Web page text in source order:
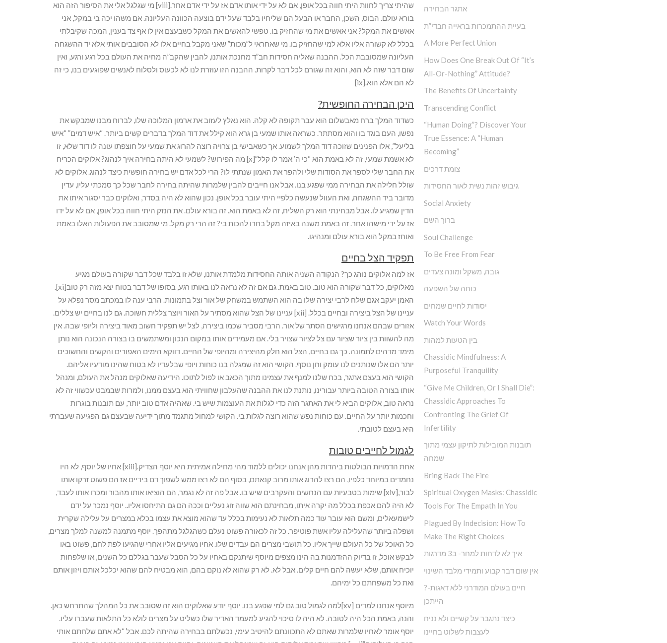
שהיתי צריך לחוות היתי חווה בכל אופן, אם לא על ידי אותו אדם אז על ידי אדם אחר.[viii] מי שגלגל אלי את הסיפור הזה הוא
בורא עולם. הבוס, השכן, החבר או הבעל הם שליחיו בלבד שעל ידם בוצעה הכוונה העליונה. אם משהו יכה בי במקל, אני
אאשים את המקל? אני אאשים את מי שהחזיק בו. טפשי להאשים את המקל כשבעצם אין לו אף צד בענין, המכה שקיבלתי
בכלל לא קשורה אליו אלא למי שהחזיק בו. מי שאחראי ל”מכות” שאני מקבל בחיים אלו לא הסובבים אותי אלא יד ההשגחה
העליונה שמסובבת הכל. ההבנה שאליה חסידות חב”ד מחנכת אותנו, להבין שהקב”ה מחיה את העולם בכל רגע ורגע, ואין
שום דבר שזה לא הוא, והוא זה שגורם לכל דבר לקרות. ההבנה הזו עוזרת לנו לא לכעוס ולסלוח לאנשים שפוגעים בנו, כי זה
לא הם אלא הוא.[ix]
היכן הבחירה החופשית?
כשדוד המלך ברח מאבשלום הוא עבר תקופה לא קלה. הוא נאלץ לעזוב את ארמון המלוכה שלו, לברוח מבנו שמבקש את
נפשו, העם בוגד בו והוא מסתתר. כשראה אותו שמעי בן גרא הוא קילל את דוד המלך בדברים קשים ביותר. “איש דמים” “איש
בליעל”, אלו הפנינים שזוכה דוד המלך לשמוע. אך כשאבישי בן צרויה רוצה להרוג את שמעי על חוצפתו עונה לו דוד שלא, זו
לא אשמת שמעי, זה לא באמת הוא “כי ה’ אמר לו קלל”[x] מה הפירוש? לשמעי לא היתה בחירה איך לנהוג? אלוקים הכריח
את החבר שלי לספר את הסודות שלי ולהפר את האמון שנתתי לו? הרי לכל אדם יש בחירה חופשית כיצד לנהוג. אלוקים לא
שולל חלילה את הבחירה ממי שפגע בנו. אבל אנו חייבים להבין שלמרות שהיתה בחירה לחבר שכל כך סמכתי עליו, עדין
מדובר ביד ההשגחה, ואת העוול שנעשה כלפיי היתי עובר בכל אופן. נכון שהוא לא היה בסדר, ואלוקים כבר יסגור איתו את
הדין שמגיע לו. אבל מבחינתי הוא רק השליח, זה לא באמת הוא. זה בורא עולם. את הנזק היתי חווה בכל אופן, אם לא על ידו
אז על ידי מישהו אחר. זה באמת משנה באיזה מקל בחרו להכות בי? זה הרי רק מקל. מי שמסובב את הפעולות האלו באמת
ואוחז במקל הוא בורא עולם ומנהיגו.
תפקיד הצל בחיים
אז למה אלוקים נוהג כך? הנקודה השניה אותה החסידות מלמדת אותנו, שלא זו בלבד שכל דבר שקורה בעולם מגיע
מאלוקים, כל דבר שקורה הוא טוב. טוב באמת. גם אם זה לא נראה לנו באותו רגע, בסופו של דבר בטוח יצא מזה רק טוב[xi].
האמן יעקב אגם שלח לרבי יצירה שלו בה הוא השתמש במשחק של אור וצל בתמונות. הרבי ענה לו במכתב מסר נפלא על
עניינו של הצל ביצירה ובחיים בכלל. [xii] עניינו של הצל שהוא מסתיר על האור ויוצר צללית חשוכה. גם לנו בחיים יש צללים.
אזורים שבהם אנחנו מרגישים הסתר של אור. הרבי מסביר שכמו ביצירה, לצל יש תפקיד חשוב מאוד ביצירה וליופי שבה. אין
מה להשוות בין ציור שציור עם צל לציור שצויר בלי. אם מעמידים אותו במקום הנכון ומשתמשים בו בצורה הנכונה הוא נותן
מימד מדהים לתמונה. כך גם בחיים, הצל הוא חלק מהיצירה ומהיופי של החיים. דווקא הימים האפורים והקשים והחשוכים
יותר הם אלו שנותנים לנו עומק וחן נוסף. הקושי הוא זה שמגלה בנו כוחות ויופי שבלעדיו לא בטוח שהינו מודעיו אליהם.
הקושי הוא בעצם אתגר, בכח שלנו למנף את עצמינו מתוך הכאב או לפול לתוכו. הידיעה שאלוקים מנהל את העולם, ומנהל
אותו בצורה הטובה ביותר עבורינו, נותנת לנו את ההבנה שהעלבון שחוויתי הוא בעצם ממנו, ולמרות שבמבט עכשווי זה לא
נראה טוב, אלוקים הביא לי את האתגר הזה כדי לגלות את העוצמות שיש בי. שאהיה אדם טוב יותר, עם תובנות בוגרות
וחכמות יותר על החיים. עם כוחות נפש שהוא רוצה לגלות בי. הקושי למחול מתגמד מתוך ידיעה שבעצם גם הפגיעה שעברתי
היא בעצם לטובתי.
לגמול לחייבים טובות
אחת הדמויות הבולטות ביהדות מהן אנחנו יכולים ללמוד מהי מחילה אמיתית היא יוסף הצדיק.[xiii] אחיו של יוסף, לא היו
נחמדים במיוחד כלפיו, הם רצו להרוג אותו מרוב קנאתם, בסוף הם לא רצו ממש לשפוך דם בידיים אז הם פשוט זרקו אותו
לבור,[xiv] שימות בטבעיות עם הנחשים והעקרבים שיש בו. אבל פה זה לא נגמר, הם הוציאו אותו מהבור ומכרו אותו לעבד,
לא היה להם אכפת בכלל מה יקרה איתו, מבחינתם הוא שווה זוג נעליים וככה הם גם התיחסו אליו.. יוסף נמכר על ידם
לישמעאלים, ומשם הוא עובר עוד כמה תלאות לא נעימות בכלל עד שהוא מוצא את עצמו בכלא במצרים על עלילה שקרית
ושפלה ביותר שהעלילה עליו אשת פוטיפר. כל זה לכאורה פשוט נעלם כשהגלגל מתהפך. יוסף מתמנה למשנה למלך מצרים,
כל האוכל של כל העולם שייך אליו. כל תושבי מצרים הם עבדים שלו. אחיו מגיעים אליו אחרי שהגיעו לפת לחם, פשוט באו
לבקש אוכל, זו בדיוק ההזדמנות בה הינו מצפים מיוסף שיתנקם באחיו על כל הסבל שעבר בגללם כל השנים, או שלפחות
יוכיח אותם, שלא יעשה להם חיים קלים. אבל לא. לא רק שהוא לא נוקם בהם, הוא מבטיח להם שהוא יכלכל אותם ויזון אותם
ואת כל משפחתם כל ימיהם.
מיוסף אנחנו למדים [xv]למה לגמול טוב גם למי שפגע בנו. יוסף יודע שאלוקים הוא זה שסובב את כל המהלך שהתרחש כאן.
והנה, באמת הכל היה לטובה. לא היה לו סיכוי להגיע למעמד האדיר שלו כשליט על מצרים לולא כל התלאות שעברו עליו.
יוסף אומר לאחיו שלמרות שאתם לא התכוונתם להיטיב עימי, נכשלתם בבחירה שהיתה לכם. אבל “לא אתם שלחתם אותי
אתגר הבחירה
בעיית ההתמכרות בראייה חבדי”ת
A More Perfect Union
How Does One Break Out Of “It’s
All-Or-Nothing” Attitude?
The Benefits Of Uncertainty
Transcending Conflict
“Human Doing”? Discover Your
True Essence: A “Human
Becoming”
צומת דרכים
גיבוש זהות נשית לאור החסידות
Social Anxiety
ברוך השם
Soul Challenge
To Be Free From Fear
גובה, משקל ומונה צעדים
כוחה של השפעה
יסודות לחיים שמחים
Watch Your Words
בין הטעות למהות
Chassidic Mindfulness: A
Purposeful Tranquility
“Give Me Children, Or I Shall Die”:
Chassidic Approaches To
Confronting The Grief Of
Infertility
תובנות המובילות לתיקון עצמי מתוך
שמחה
Bring Back The Fire
Spiritual Oxygen Masks: Chassidic
Tools For The Empath In You
Plagued By Indecision: How To
Make The Right Choices
איך לא לדחות למחר- ב3 מדרגות
אין שום דבר קבוע ותמידי מלבד השינוי
?חיים בעולם המודרני ללא דאגות-
הייתכן
כיצד נתגבר על קשיים ולא נניח
לעצבות לשלוט בחיינו